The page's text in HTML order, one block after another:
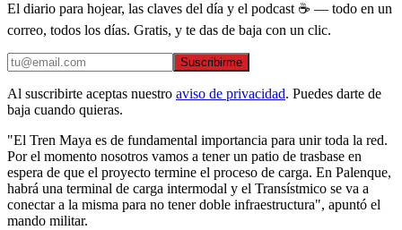
El diario para hojear, las claves del día y el podcast ☕ — todo en un
correo, todos los días. Gratis, y te das de baja con un clic.
Suscribirme
Al suscribirte aceptas nuestro aviso de privacidad. Puedes darte de
baja cuando quieras.
"El Tren Maya es de fundamental importancia para unir toda la red.
Por el momento nosotros vamos a tener un patio de trasbase en
espera de que el proyecto termine el proceso de carga. En Palenque,
habrá una terminal de carga intermodal y el Transístmico se va a
conectar a la misma para no tener doble infraestructura", apuntó el
mando militar.